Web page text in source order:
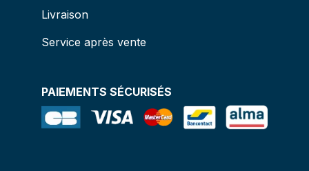
Livraison
Service après vente
PAIEMENTS SÉCURISÉS